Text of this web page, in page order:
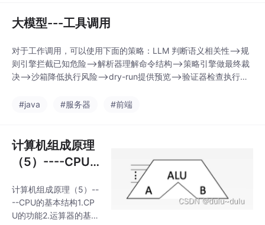
大模型---工具调用
对于工作调用，可以使用下面的策略：LLM 判断语义相关性-->规
则引擎拦截已知危险-->解析器理解命令结构-->策略引擎做最终裁
决-->沙箱降低执行风险-->dry-run提供预览-->验证器检查执行结
>任务意图识别-->候选工具 / 命令生成-->规则引擎初筛-->LLM
#java #服务器 #前端
计算机组成原理
（5）----CPU
计算机组成原理（5）--
--CPU的基本结构1.CP
U的功能2.运算器的基本